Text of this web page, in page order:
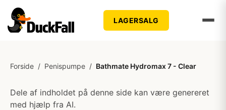
LAGERSALG
Forside / Penispumpe / Bathmate Hydromax 7 - Clear
Dele af indholdet på denne side kan være genereret
med hjælp fra AI.